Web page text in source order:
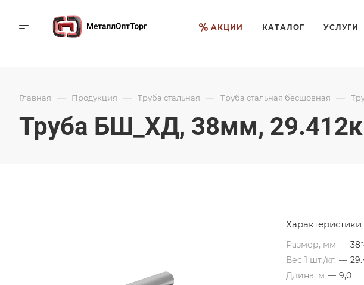
АКЦИИ КАТАЛОГ УСЛУГИ
Главная — Продукция — Труба стальная — Труба стальная бесшовная —
Труба БШ_ХД, 38мм,
Характеристики
Размер, мм —
Вес 1 шт./кг. —
Длина, м — 9,0